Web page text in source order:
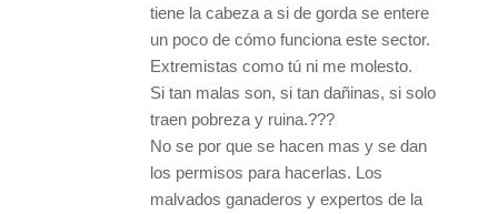
tiene la cabeza a si de gorda se entere
un poco de cómo funciona este sector.
Extremistas como tú ni me molesto.
Si tan malas son, si tan dañinas, si solo
traen pobreza y ruina.???
No se por que se hacen mas y se dan
los permisos para hacerlas. Los
malvados ganaderos y expertos de la